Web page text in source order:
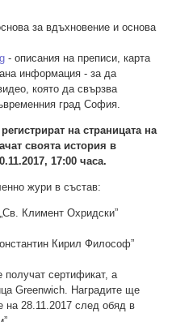
за вдъхновение и основа
- описания на преписи, карта
информация - за да
която да свързва
град София.
на страницата на
своята история в
17:00 часа.
жури в състав:
Климент Охридски”
Кирил Философ”
получат сертификат, а
Greenwich. Наградите ще
на 28.11.2017 след обяд в